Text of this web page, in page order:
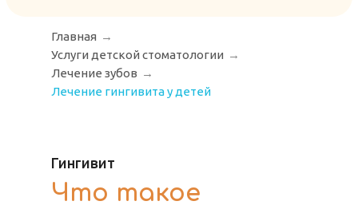
Главная →
Услуги детской стоматологии →
Лечение зубов →
Лечение гингивита у детей
Гингивит
Что такое